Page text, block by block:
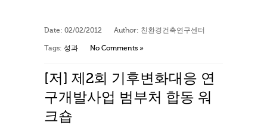
Date: 02/02/2012 Author: 친환경건축연구센터
Tags: 성과 No Comments »
[저] 제2회 기후변화대응 연
구개발사업 범부처 합동 워
크숍